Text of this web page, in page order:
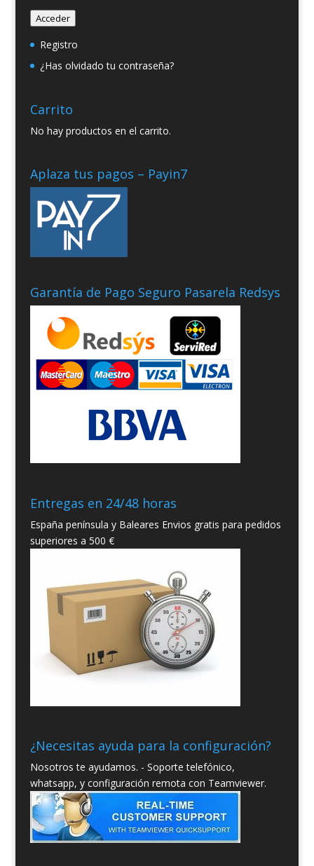
Acceder
Registro
¿Has olvidado tu contraseña?
Carrito
No hay productos en el carrito.
Aplaza tus pagos – Payin7
Garantía de Pago Seguro Pasarela Redsys
Entregas en 24/48 horas
España península y Baleares Envios gratis para pedidos
superiores a 500 €
¿Necesitas ayuda para la configuración?
Nosotros te ayudamos. - Soporte telefónico,
whatsapp, y configuración remota con Teamviewer.